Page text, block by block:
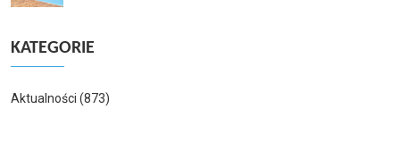
KATEGORIE
Aktualności (873)